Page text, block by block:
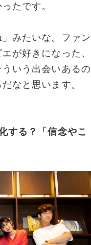
たです。
みたいな。ファン
が好きになった、
いう出会いあるの
なと思います。
する？「信念やこ